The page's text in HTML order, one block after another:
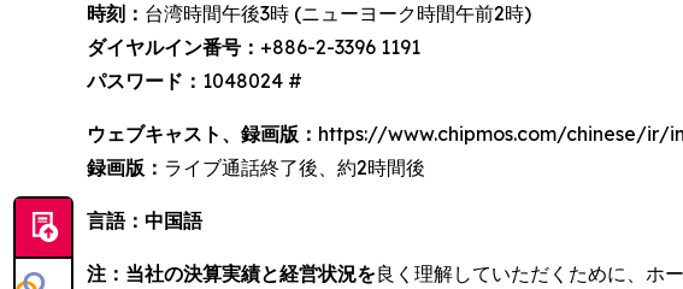
時刻： 台湾時間午後3時 (ニューヨーク時間午前2時)
ダイヤルイン番号： +886-2-3396 1191
パスワード： 1048024 #
ウェブキャスト、録画版： https://www.chipmos.com/chinese/ir/
録画版： ライブ通話終了後、約2時間後
言語：中国語
注： 当社の決算実績と経営状況を良く理解していただくために、ホ